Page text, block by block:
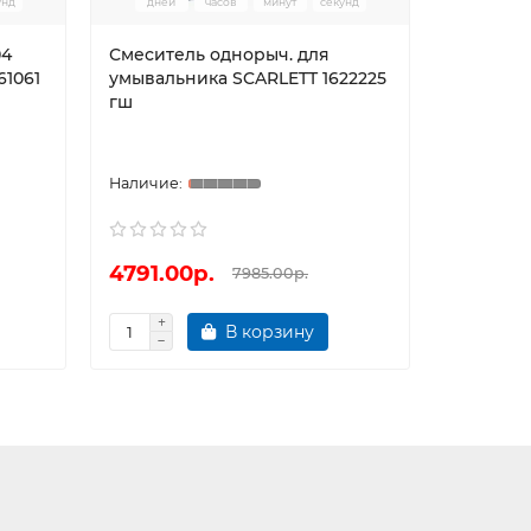
Смеситель однорыч. для
умывальника SCARLETT 1622225
гш
4791.00р. 7985.00р.
В корзину